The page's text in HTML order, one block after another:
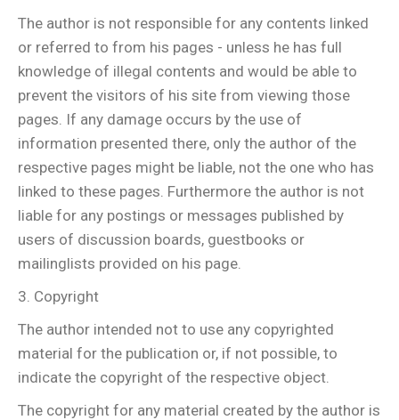
The author is not responsible for any contents linked
or referred to from his pages - unless he has full
knowledge of illegal contents and would be able to
prevent the visitors of his site from viewing those
pages. If any damage occurs by the use of
information presented there, only the author of the
respective pages might be liable, not the one who has
linked to these pages. Furthermore the author is not
liable for any postings or messages published by
users of discussion boards, guestbooks or
mailinglists provided on his page.
3. Copyright
The author intended not to use any copyrighted
material for the publication or, if not possible, to
indicate the copyright of the respective object.
The copyright for any material created by the author is